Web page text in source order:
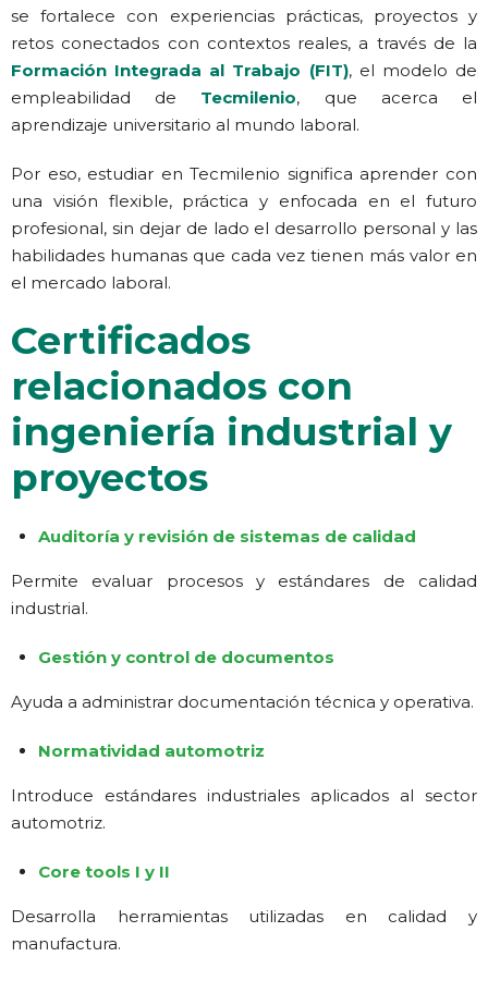
se fortalece con experiencias prácticas, proyectos y
retos conectados con contextos reales, a través de la
Formación Integrada al Trabajo (FIT), el modelo de
empleabilidad de Tecmilenio, que acerca el
aprendizaje universitario al mundo laboral.
Por eso, estudiar en Tecmilenio significa aprender con
una visión flexible, práctica y enfocada en el futuro
profesional, sin dejar de lado el desarrollo personal y las
habilidades humanas que cada vez tienen más valor en
el mercado laboral.
Certificados
relacionados con
ingeniería industrial y
proyectos
Auditoría y revisión de sistemas de calidad
Permite evaluar procesos y estándares de calidad
industrial.
Gestión y control de documentos
Ayuda a administrar documentación técnica y operativa.
Normatividad automotriz
Introduce estándares industriales aplicados al sector
automotriz.
Core tools I y II
Desarrolla herramientas utilizadas en calidad y
manufactura.